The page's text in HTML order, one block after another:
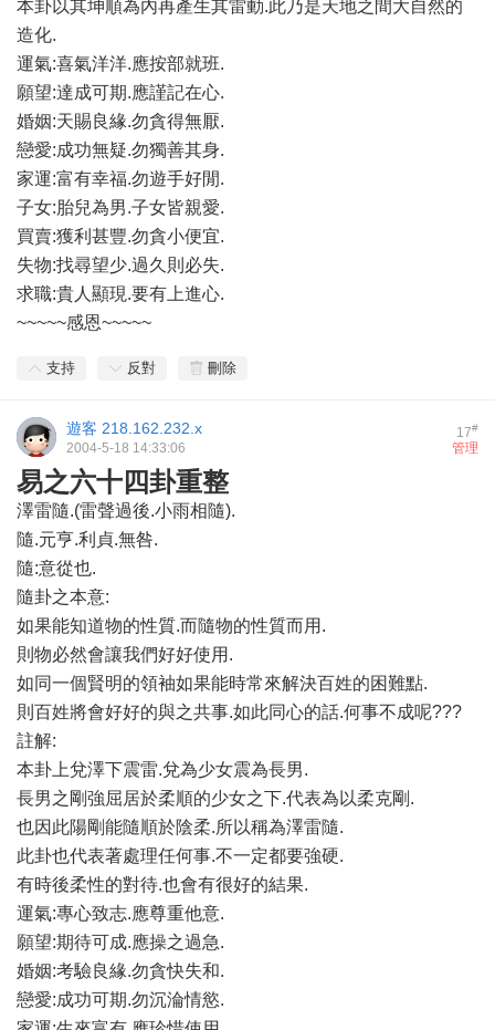
本卦以其坤順為內再產生其雷動.此乃是天地之間大自然的
造化.
運氣:喜氣洋洋.應按部就班.
願望:達成可期.應謹記在心.
婚姻:天賜良緣.勿貪得無厭.
戀愛:成功無疑.勿獨善其身.
家運:富有幸福.勿遊手好閒.
子女:胎兒為男.子女皆親愛.
買賣:獲利甚豐.勿貪小便宜.
失物:找尋望少.過久則必失.
求職:貴人顯現.要有上進心.
~~~~~感恩~~~~~
支持 反對 刪除
17#
遊客 218.162.232.x
管理
2004-5-18 14:33:06
易之六十四卦重整
澤雷隨.(雷聲過後.小雨相隨).
隨.元亨.利貞.無咎.
隨:意從也.
隨卦之本意:
如果能知道物的性質.而隨物的性質而用.
則物必然會讓我們好好使用.
如同一個賢明的領袖如果能時常來解決百姓的困難點.
則百姓將會好好的與之共事.如此同心的話.何事不成呢???
註解:
本卦上兌澤下震雷.兌為少女震為長男.
長男之剛強屈居於柔順的少女之下.代表為以柔克剛.
也因此陽剛能隨順於陰柔.所以稱為澤雷隨.
此卦也代表著處理任何事.不一定都要強硬.
有時後柔性的對待.也會有很好的結果.
運氣:專心致志.應尊重他意.
願望:期待可成.應操之過急.
婚姻:考驗良緣.勿貪快失和.
戀愛:成功可期.勿沉淪情慾.